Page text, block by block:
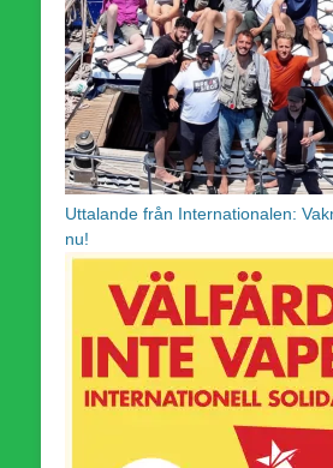
Uttalande från Internationalen:
nu!